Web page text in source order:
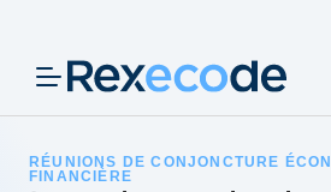
RÉUNIONS DE CONJONCTURE
FINANCIÈRE